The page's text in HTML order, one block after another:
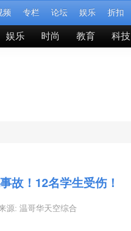
频 专栏 论坛 娱乐 折扣
娱乐 时尚 教育 科技
故！12名学生受伤！
源: 温哥华天空综合